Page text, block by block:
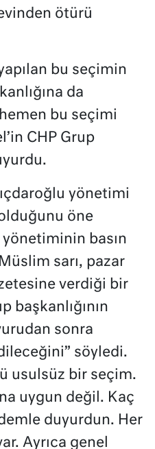
ötürü
bu seçimin
da
bu seçimi
CHP Grup
yönetimi
öne
yönetiminin basın
sarı, pazar
verdiği bir
başkanlığının
sonra
söyledi.
usulsüz bir seçim.
uygun değil. Kaç
duyurdun. Her
Ayrıca genel